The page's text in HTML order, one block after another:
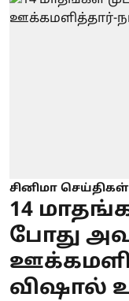
சினிமா செய்திகள்
14
போது
விஷால்